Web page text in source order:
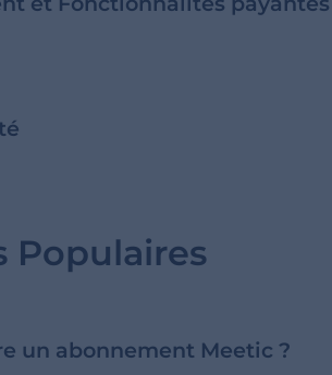
Populaires
un abonnement Meetic ?